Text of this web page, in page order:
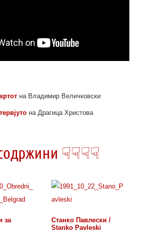
на Владимир Величковски
на Драгица Христова
☟☟☟☟
за
Станко Павлески /
Stanko Pavleski